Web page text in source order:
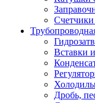
Счетчики
Вставки
Дробь,